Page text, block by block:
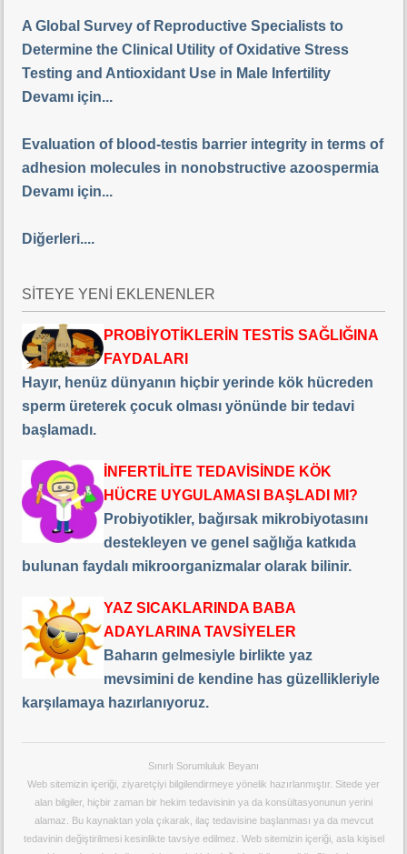
A Global Survey of Reproductive Specialists to
Determine the Clinical Utility of Oxidative Stress
Testing and Antioxidant Use in Male Infertility
Devamı için...
Evaluation of blood-testis barrier integrity in terms of
adhesion molecules in nonobstructive azoospermia
Devamı için...
Diğerleri....
SİTEYE YENİ EKLENENLER
PROBİYOTİKLERİN TESTİS SAĞLIĞINA
FAYDALARI
Hayır, henüz dünyanın hiçbir yerinde kök hücreden
sperm üreterek çocuk olması yönünde bir tedavi
başlamadı.
İNFERTİLİTE TEDAVİSİNDE KÖK
HÜCRE UYGULAMASI BAŞLADI MI?
Probiyotikler, bağırsak mikrobiyotasını
destekleyen ve genel sağlığa katkıda
bulunan faydalı mikroorganizmalar olarak bilinir.
YAZ SICAKLARINDA BABA
ADAYLARINA TAVSİYELER
Baharın gelmesiyle birlikte yaz
mevsimini de kendine has güzellikleriyle
karşılamaya hazırlanıyoruz.
Sınırlı Sorumluluk Beyanı
Web sitemizin içeriği, ziyaretçiyi bilgilendirmeye yönelik hazırlanmıştır. Sitede yer
alan bilgiler, hiçbir zaman bir hekim tedavisinin ya da konsültasyonunun yerini
alamaz. Bu kaynaktan yola çıkarak, ilaç tedavisine başlanması ya da mevcut
tedavinin değiştirilmesi kesinlikte tavsiye edilmez. Web sitemizin içeriği, asla kişisel